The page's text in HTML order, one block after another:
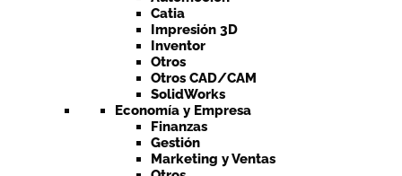
Catia
Impresión 3D
Inventor
Otros
Otros CAD/CAM
SolidWorks
Economía y Empresa
Finanzas
Gestión
Marketing y Ventas